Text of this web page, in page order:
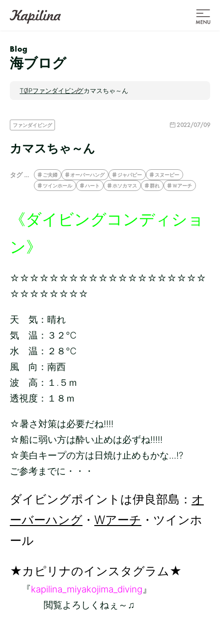
Blog
海ブログ
TOPファンダイビングカマスちゃ～ん
ファンダイビング 2022/07/09
カマスちゃ～ん
タグ … ご夫婦 オーバーハング ジャパピー
スヌーピー
ツインホール
ハート ホソカマス 群れ Ｗアーチ
《ダイビングコンディショ
ン》
☆☆☆☆☆☆☆☆☆☆☆☆☆☆☆☆☆☆☆☆
☆☆☆☆☆☆☆☆
天 気：晴れ
気 温：３２ ℃
水 温：２８ ℃
風 向：南西
波 高：１.５ｍ
透視度：１８ｍ
☆暑さ対策は必要だね!!!!
☆船に弱い方は酔い止めは必ずね!!!!!
☆美白キープの方は日焼け止めもかな...!?
ご参考までに・・・
ダイビングポイントは伊良部島： オ
ーバーハング ・ Wアーチ ・ツインホ
ール
★カピリナのインスタグラム★
『kapilina_miyakojima_diving』
閲覧よろしくねぇ～♫